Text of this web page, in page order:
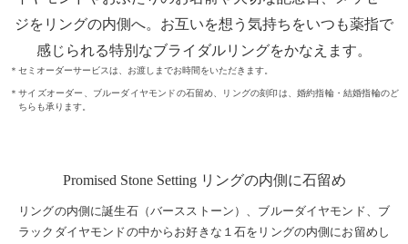
ジをリングの内側へ。お互いを想う気持ちをいつも薬指で
感じられる特別なブライダルリングをかなえます。
＊セミオーダーサービスは、お渡しまでお時間をいただきます。
＊サイズオーダー、ブルーダイヤモンドの石留め、リングの刻印は、婚約指輪・結婚指輪のど
ちらも承ります。
Promised Stone Setting リングの内側に石留め
リングの内側に誕生石（バースストーン）、ブルーダイヤモンド、ブ
ラックダイヤモンドの中からお好きな１石をリングの内側にお留めし